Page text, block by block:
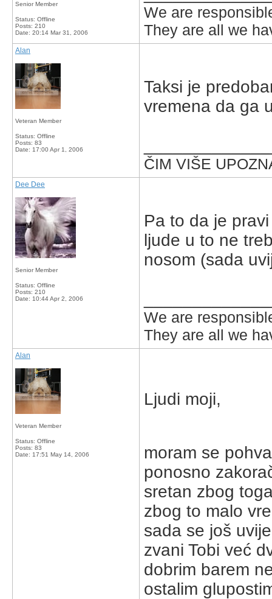
Senior Member
Status: Offline
Posts: 210
Date: 20:14 Mar 31, 2006
We are
They are all we
Alan
Veteran Member
Status: Offline
Posts: 83
Date: 17:00 Apr 1, 2006
Taksi je
vremena da ga
ČIM VIŠE
Dee Dee
Senior Member
Status: Offline
Posts: 210
Date: 10:44 Apr 2, 2006
Pa to da je
ljude u to ne
nosom (sada
We are
They are all we
Alan
Veteran Member
Status: Offline
Posts: 83
Date: 17:51 May 14, 2006
Ljudi moji,
moram se
ponosno
sretan zbog
zbog to malo
sada se još
zvani Tobi već
dobrim barem
ostalim